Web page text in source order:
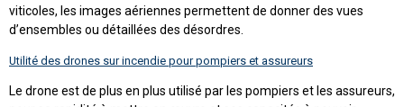
viticoles, les images aériennes permettent de donner des vues
d’ensembles ou détaillées des désordres.
Utilité des drones sur incendie pour pompiers et assureurs
Le drone est de plus en plus utilisé par les pompiers et les assureurs,